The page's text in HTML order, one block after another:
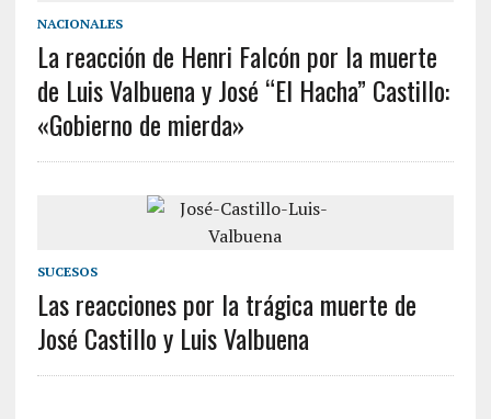
NACIONALES
La reacción de Henri Falcón por la muerte
de Luis Valbuena y José “El Hacha” Castillo:
«Gobierno de mierda»
SUCESOS
Las reacciones por la trágica muerte de
José Castillo y Luis Valbuena